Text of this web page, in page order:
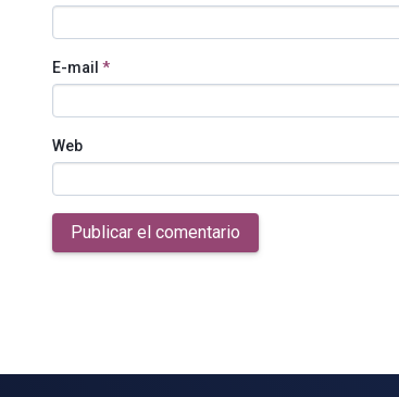
E-mail *
Web
Publicar el comentario